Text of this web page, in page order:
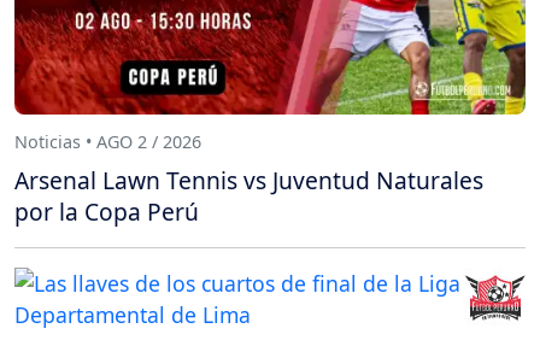
Noticias • AGO 2 / 2026
Arsenal Lawn Tennis vs Juventud Naturales
por la Copa Perú